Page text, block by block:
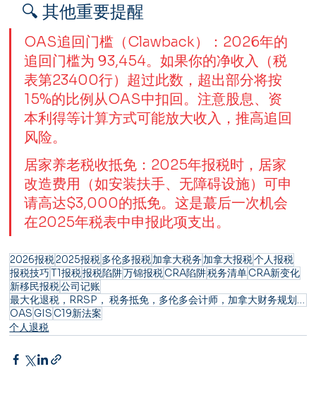
🔍 其他重要提醒
OAS追回门槛（Clawback）：2026年的
追回门槛为 93,454。如果你的净收入（税
表第23400行）超过此数，超出部分将按
15%的比例从OAS中扣回。注意股息、资
本利得等计算方式可能放大收入，推高追回
风险。
居家养老税收抵免：2025年报税时，居家
改造费用（如安装扶手、无障碍设施）可申
请高达$3,000的抵免。这是蕞后一次机会
在2025年税表中申报此项支出。
2026报税2025报税多伦多报税加拿大税务 加拿大报税个人报税
报税技巧T1报税报税陷阱万锦报税CRA陷阱税务清单CRA新变化
新移民报税公司记账
最大化退税，RRSP， 税务抵免，多伦多会计师，加拿大财务规划，自雇人士报税，税务清单，家庭报税技巧
OASGISC19新法案
个人退税